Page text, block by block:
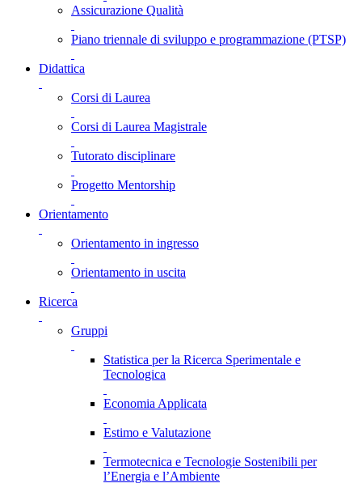
Assicurazione Qualità
Piano triennale di sviluppo e programmazione (PTSP)
Didattica
Corsi di Laurea
Corsi di Laurea Magistrale
Tutorato disciplinare
Progetto Mentorship
Orientamento
Orientamento in ingresso
Orientamento in uscita
Ricerca
Gruppi
Statistica per la Ricerca Sperimentale e
Tecnologica
Economia Applicata
Estimo e Valutazione
Termotecnica e Tecnologie Sostenibili per
l’Energia e l’Ambiente